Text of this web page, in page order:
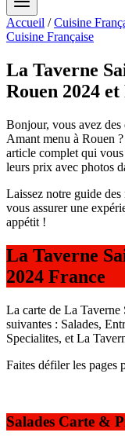
Accueil / Cuisine
Cuisine Française
La Taverne
Rouen 2024 et
Bonjour, vous avez
Amant menu à Rouen
article complet qui
leurs prix avec photos
Laissez notre guide
vous assurer une
appétit !
La Taverne
2024 France
La carte de La Taverne
suivantes : Salades,
Specialites, et La
Faites défiler les pages
Salades Carte &